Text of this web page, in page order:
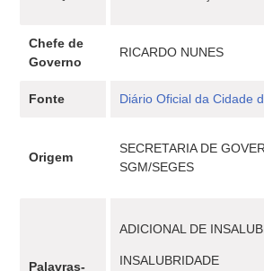
Chefe de
Governo
RICARDO NUNES
Fonte Diário Oficial da Cidade
Origem
SECRETARIA DE
SGM/SEGES
Palavras-
ADICIONAL DE
INSALUBRIDADE